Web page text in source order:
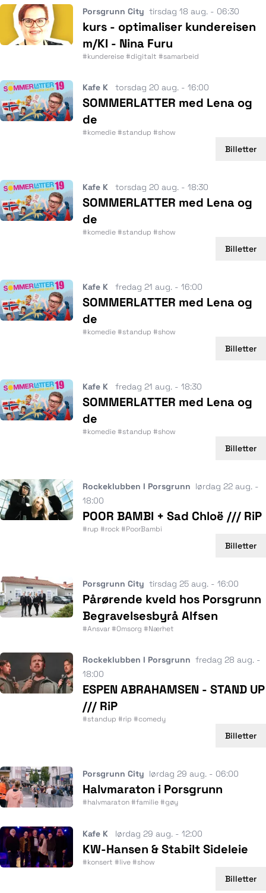
Porsgrunn City tirsdag 18 aug. - 06:30
kurs - optimaliser kundereisen
m/KI - Nina Furu
#kundereise #digitalt #samarbeid
Kafe K torsdag 20 aug. - 16:00
SOMMERLATTER med Lena og
de
#komedie #standup #show
Billetter
Kafe K torsdag 20 aug. - 18:30
SOMMERLATTER med Lena og
de
#komedie #standup #show
Billetter
Kafe K fredag 21 aug. - 16:00
SOMMERLATTER med Lena og
de
#komedie #standup #show
Billetter
Kafe K fredag 21 aug. - 18:30
SOMMERLATTER med Lena og
de
#komedie #standup #show
Billetter
Rockeklubben I Porsgrunn lørdag 22 aug. -
18:00
POOR BAMBI + Sad Chloë /// RiP
#rup #rock #PoorBambi
Billetter
Porsgrunn City tirsdag 25 aug. - 16:00
Pårørende kveld hos Porsgrunn
Begravelsesbyrå Alfsen
#Ansvar #Omsorg #Nærhet
Rockeklubben I Porsgrunn fredag 28 aug. -
18:00
ESPEN ABRAHAMSEN - STAND UP
/// RiP
#standup #rip #comedy
Billetter
Porsgrunn City lørdag 29 aug. - 06:00
Halvmaraton i Porsgrunn
#halvmaraton #familie #gøy
Kafe K lørdag 29 aug. - 12:00
KW-Hansen & Stabilt Sideleie
#konsert #live #show
Billetter